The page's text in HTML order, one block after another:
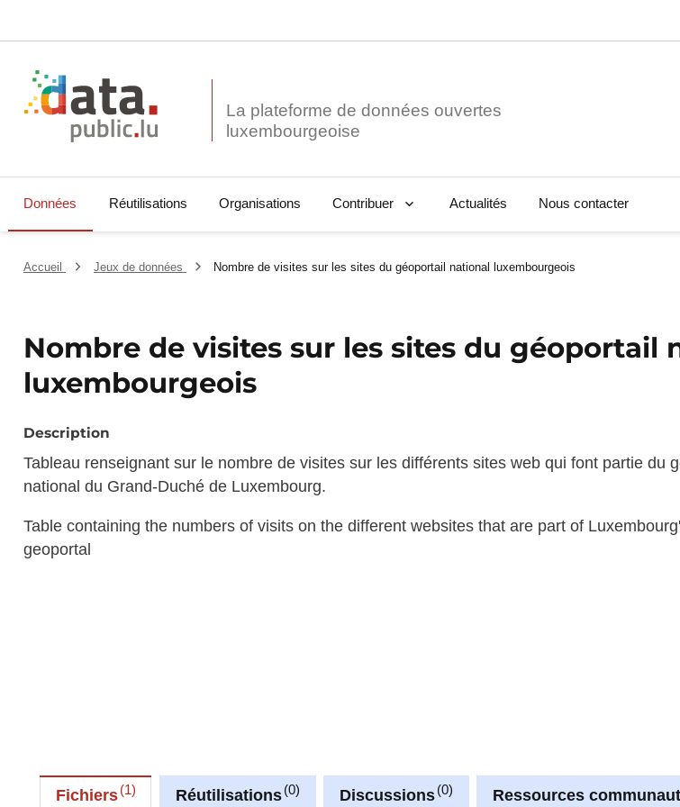
La plateforme de données ouvertes
Données Réutilisations Organisations Contribuer Actualités Nous contacter
Accueil Jeux de données Nombre de visites sur les sites du géoportail national luxembourgeois
Nombre de visites sur les sites du géoportail
luxembourgeois
Description
Tableau renseignant sur le nombre de visites sur les différents sites web qui font partie du
national du Grand-Duché de Luxembourg.
Table containing the numbers of visits on the different websites that are part of
geoportal
Fichiers 1 Réutilisations 0 Discussions 0 Ressources